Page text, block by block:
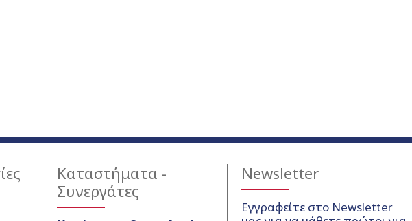
Καταστήματα -
Συνεργάτες
Newsletter
Εγγραφείτε στο Newsletter